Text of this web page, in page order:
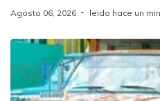
Agosto 06, 2026 leido hace un